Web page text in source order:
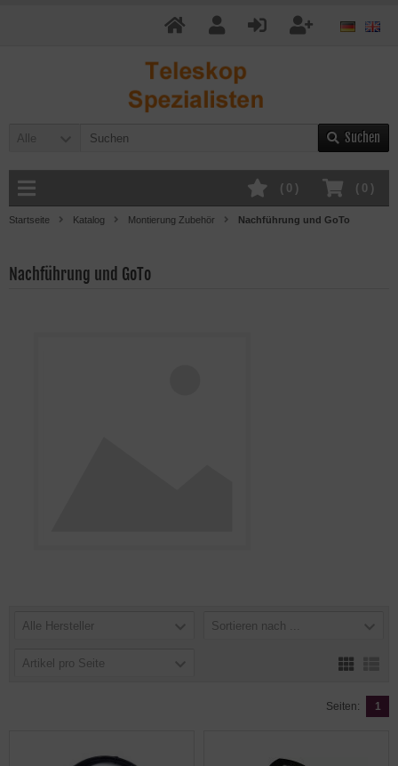
Alle Suchen
( 0 )
( 0 )
Startseite Katalog Montierung Zubehör Nachführung und GoTo
Nachführung und GoTo
Alle Hersteller Sortieren nach ...
Artikel pro Seite
Seiten: 1